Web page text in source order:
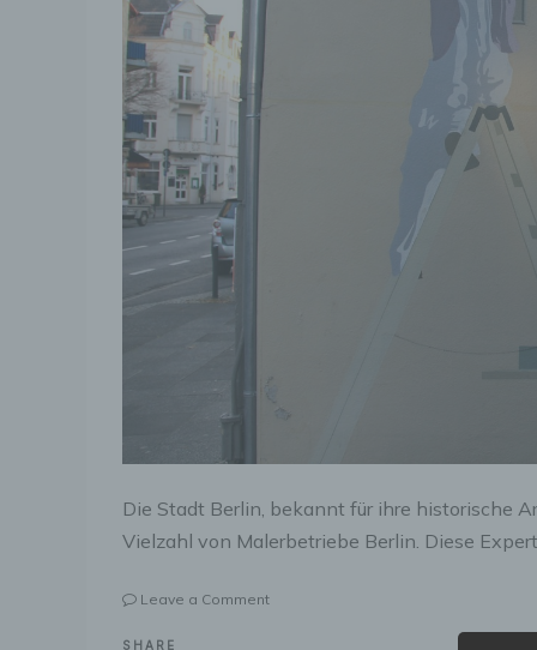
Die Stadt Berlin, bekannt für ihre historische
Vielzahl von Malerbetriebe Berlin. Diese
Leave a Commenton
SHARE